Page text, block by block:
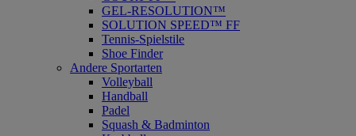
GEL-RESOLUTION™
SOLUTION SPEED™ FF
Tennis-Spielstile
Shoe Finder
Andere Sportarten
Volleyball
Handball
Padel
Squash & Badminton